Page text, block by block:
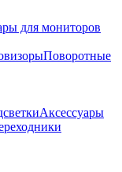
для мониторов
Поворотные
Аксессуары